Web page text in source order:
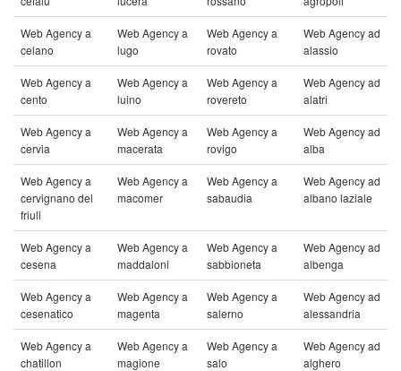
Web Agency a
celano
Web Agency a
lugo
Web Agency a
rovato
Web Agency ad
alassio
Web Agency a
cento
Web Agency a
luino
Web Agency a
rovereto
Web Agency ad
alatri
Web Agency a
cervia
Web Agency a
macerata
Web Agency a
rovigo
Web Agency ad
alba
Web Agency a
cervignano del
friuli
Web Agency a
macomer
Web Agency a
sabaudia
Web Agency ad
albano laziale
Web Agency a
cesena
Web Agency a
maddaloni
Web Agency a
sabbioneta
Web Agency ad
albenga
Web Agency a
cesenatico
Web Agency a
magenta
Web Agency a
salerno
Web Agency ad
alessandria
Web Agency a
chatillon
Web Agency a
magione
Web Agency a
salo
Web Agency ad
alghero